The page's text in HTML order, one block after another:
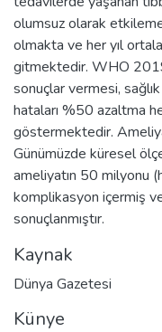
olumsuz olarak
olmakta ve her yıl
gitmektedir. WHO
sonuçlar vermesi,
hataları %50 azaltma
göstermektedir.
Günümüzde küresel
ameliyatın 50 milyonu
komplikasyon içermiş
sonuçlanmıştır.
Kaynak
Dünya Gazetesi
Künye